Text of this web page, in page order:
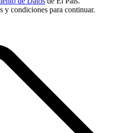
y condiciones para continuar.